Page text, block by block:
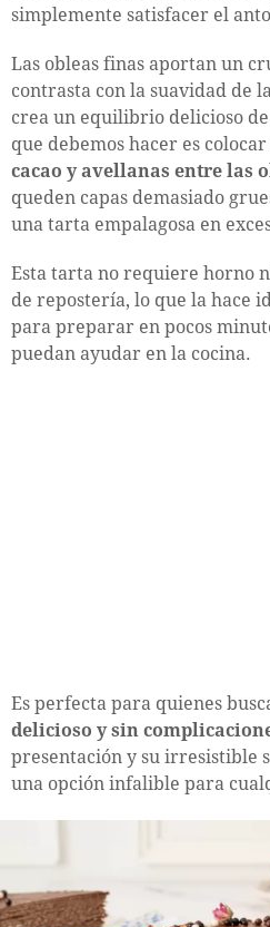
simplemente satisfacer el
Las obleas finas aportan un
contrasta con la suavidad de
crea un equilibrio delicioso
que debemos hacer es colocar
cacao y avellanas entre las
queden capas demasiado
una tarta empalagosa en
Esta tarta no requiere horno
de repostería, lo que la hace
para preparar en pocos
puedan ayudar en la cocina.
Es perfecta para quienes
delicioso y sin
presentación y su irresistible
una opción infalible para